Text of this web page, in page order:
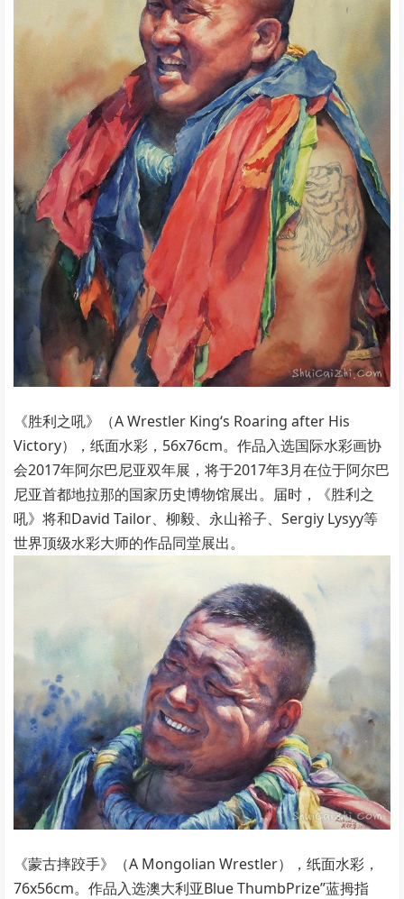
《胜利之吼》（A Wrestler King‘s Roaring after His
Victory），纸面水彩，56x76cm。作品入选国际水彩画协
会2017年阿尔巴尼亚双年展，将于2017年3月在位于阿尔巴
尼亚首都地拉那的国家历史博物馆展出。届时，《胜利之
吼》将和David Tailor、柳毅、永山裕子、Sergiy Lysyy等
世界顶级水彩大师的作品同堂展出。
《蒙古摔跤手》（A Mongolian Wrestler），纸面水彩，
76x56cm。作品入选澳大利亚Blue ThumbPrize”蓝拇指